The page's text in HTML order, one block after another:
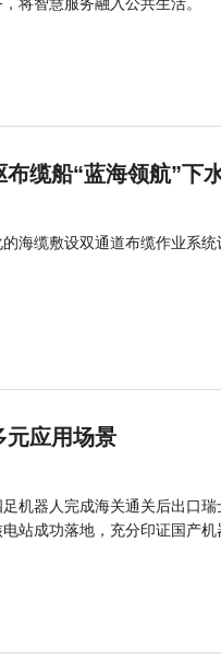
缆船“蓝海领航”下
海缆敷设双通道布缆作业系
元应用场景
机器人完成海关通关后出口
站成功落地，充分印证国产